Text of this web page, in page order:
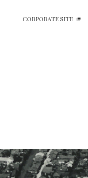
CORPORATE SITE